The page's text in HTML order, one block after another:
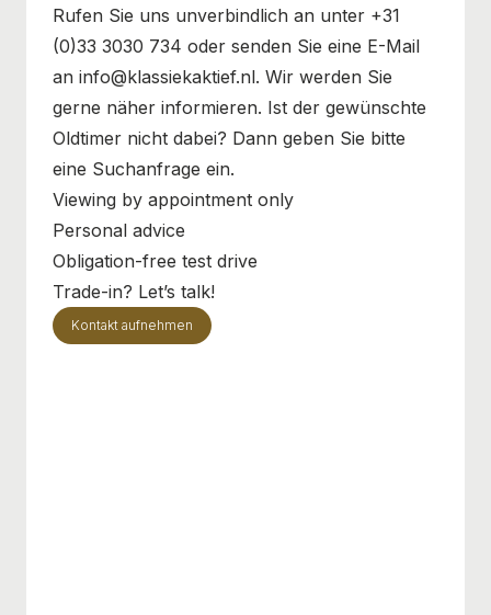
Rufen Sie uns unverbindlich an unter +31
(0)33 3030 734 oder senden Sie eine E-Mail
an info@klassiekaktief.nl. Wir werden Sie
gerne näher informieren. Ist der gewünschte
Oldtimer nicht dabei? Dann geben Sie bitte
eine Suchanfrage ein.
Viewing by appointment only
Personal advice
Obligation-free test drive
Trade-in? Let’s talk!
Kontakt aufnehmen